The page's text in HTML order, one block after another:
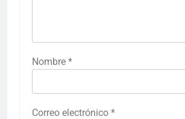
Nombre *
Correo electrónico *